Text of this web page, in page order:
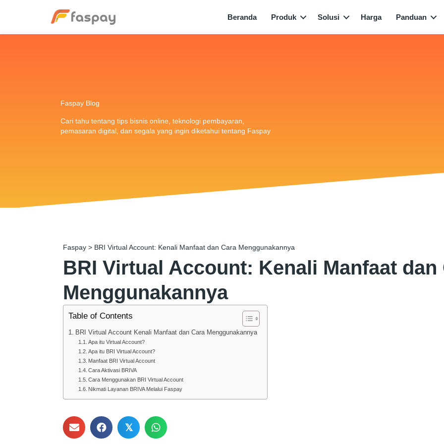
Beranda Produk Solusi Harga Panduan
Faspay Blog
Cari tahu tentang tips bisnis online, teknologi pembayaran,
pemasaran digital, dan segala yang ingin diketahui tentang Faspay
Faspay > BRI Virtual Account: Kenali Manfaat dan Cara Menggunakannya
BRI Virtual Account: Kenali Manfaat dan
Menggunakannya
Table of Contents
BRI Virtual Account Kenali Manfaat dan Cara Menggunakannya
Apa itu Virtual Account?
Apa itu BRI Virtual Account?
Manfaat BRI Virtual Account
Cara Aktivasi BRIVA
Cara Menggunakan BRI Virtual Account
Nikmati Layanan BRIVA Melalui Faspay
𝕏